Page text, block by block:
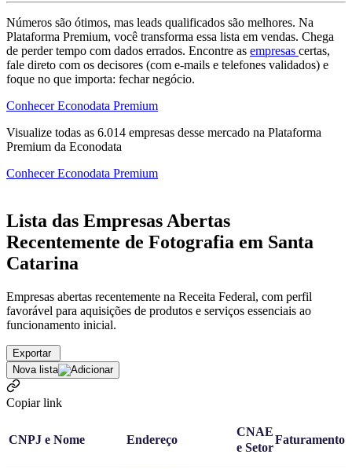
Números são ótimos, mas leads qualificados são melhores. Na
Plataforma Premium, você transforma essa lista em vendas. Chega
de perder tempo com dados errados. Encontre as empresas certas,
fale direto com os decisores (com e-mails e telefones validados) e
foque no que importa: fechar negócio.
Conhecer Econodata Premium
Visualize todas as 6.014 empresas desse mercado na Plataforma
Premium da Econodata
Conhecer Econodata Premium
Lista das Empresas Abertas
Recentemente de Fotografia em Santa
Catarina
Empresas abertas recentemente na Receita Federal, com perfil
favorável para aquisições de produtos e serviços essenciais ao
funcionamento inicial.
Exportar
Nova lista
Copiar link
CNPJ e Nome Endereço
CNAE
e Setor
Faturamento